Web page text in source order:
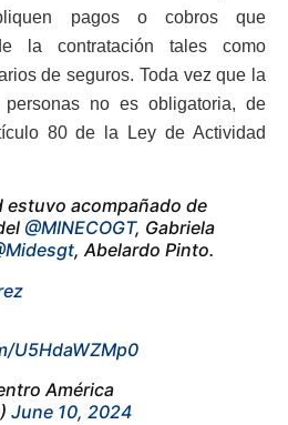
pagos o cobros que
la contratación tales como
de seguros. Toda vez que la
no es obligatoria, de
80 de la Ley de Actividad
estuvo acompañado de
@MINECOGT, Gabriela
, Abelardo Pinto.
U5HdaWZMp0
América
June 10, 2024